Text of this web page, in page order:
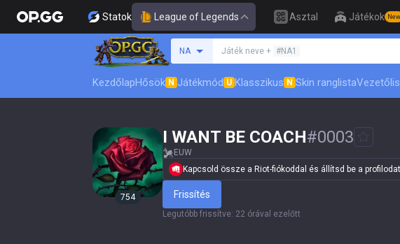
Statok League of Legends Asztal Játékok New
NA
Keresés egy szummonert
Játék neve + #NA1
KezdőlapHősök N Játékmód U Klasszikus N Skin ranglista
754
I WANT BE COACH#0003
EUW
Kapcsold össze a Riot-fiókoddal és állítsd be a
Frissítés
Legutóbb frissítve: 22 órával ezelőtt